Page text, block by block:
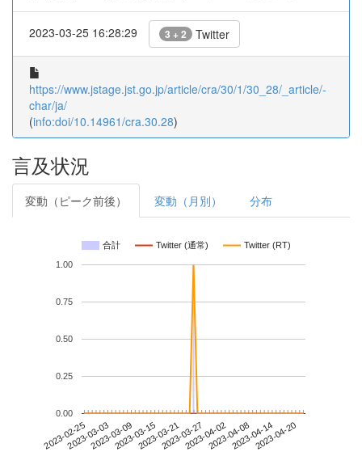
2023-03-25 16:28:29 3 + 2 Twitter
https://www.jstage.jst.go.jp/article/cra/30/1/30_28/_article/-
char/ja/
(info:doi/10.14961/cra.30.28)
言及状況
変動（ピーク前後） 変動（月別） 分布
合計 Twitter (通常) Twitter (RT)
2023-02-252023-03-032023-03-092023-03-152023-03-212023-03-272023-04-022023-04-082023-04-142023-04-20
0.00
0.25
0.50
0.75
1.00